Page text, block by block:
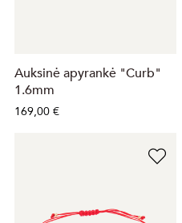
Auksinė apyrankė "Curb"
1.6mm
169,00 €